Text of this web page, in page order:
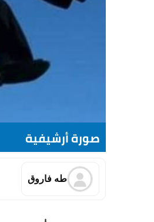
صورة أرشيفية
طه فاروق